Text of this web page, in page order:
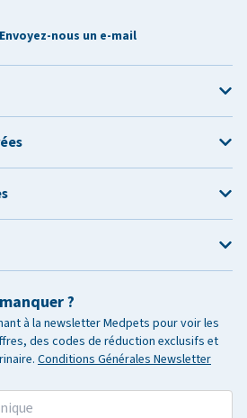
Envoyez-nous un e-mail
?
à la newsletter Medpets pour voir les
des codes de réduction exclusifs et
Conditions Générales Newsletter